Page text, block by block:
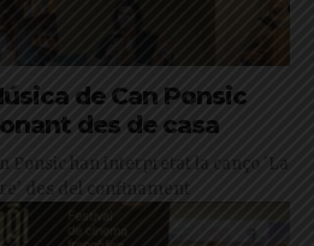
de Can Ponsic
des de casa
Ponsic han interpretat la canço 'La
des del confinament